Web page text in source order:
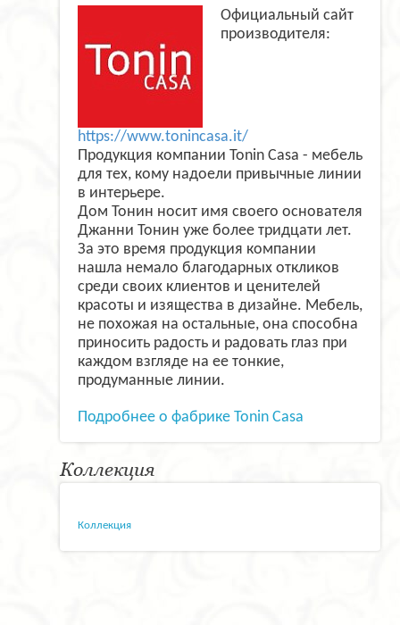
Официальный сайт
производителя:
https://www.tonincasa.it/
Продукция компании Tonin Casa - мебель
для тех, кому надоели привычные линии
в интерьере.
Дом Тонин носит имя своего основателя
Джанни Тонин уже более тридцати лет.
За это время продукция компании
нашла немало благодарных откликов
среди своих клиентов и ценителей
красоты и изящества в дизайне. Мебель,
не похожая на остальные, она способна
приносить радость и радовать глаз при
каждом взгляде на ее тонкие,
продуманные линии.
Подробнее о фабрике Tonin Casa
Коллекция
Коллекция